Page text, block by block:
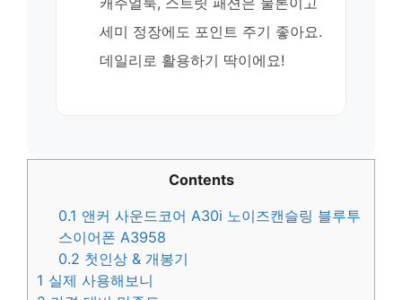
세미 정장에도 포인트 주기 좋아요.
데일리로 활용하기 딱이에요!
Contents
0.1 앤커 사운드코어 A30i 노이즈캔슬링 블루투
스이어폰 A3958
0.2 첫인상 & 개봉기
1 실제 사용해보니